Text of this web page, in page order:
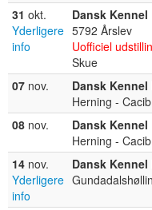
31 okt.
Yderligere
info
Dansk Kennel
5792 Årslev
Uofficiel
Skue
07 nov.
Dansk Kennel
Herning - Cacib
08 nov.
Dansk Kennel
Herning - Cacib
14 nov.
Yderligere
info
Dansk Kennel